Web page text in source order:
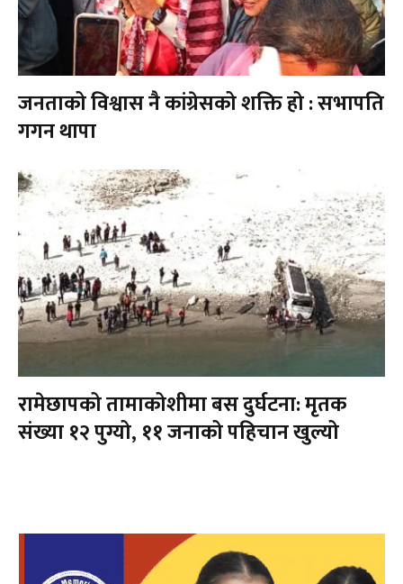
जनताको विश्वास नै कांग्रेसको शक्ति हो : सभापति
गगन थापा
रामेछापको तामाकोशीमा बस दुर्घटना: मृतक
संख्या १२ पुग्यो, ११ जनाको पहिचान खुल्यो